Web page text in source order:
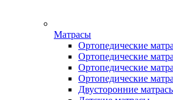
Матрасы
Ортопедические
Ортопедические
Ортопедические
Ортопедические
Двусторонние